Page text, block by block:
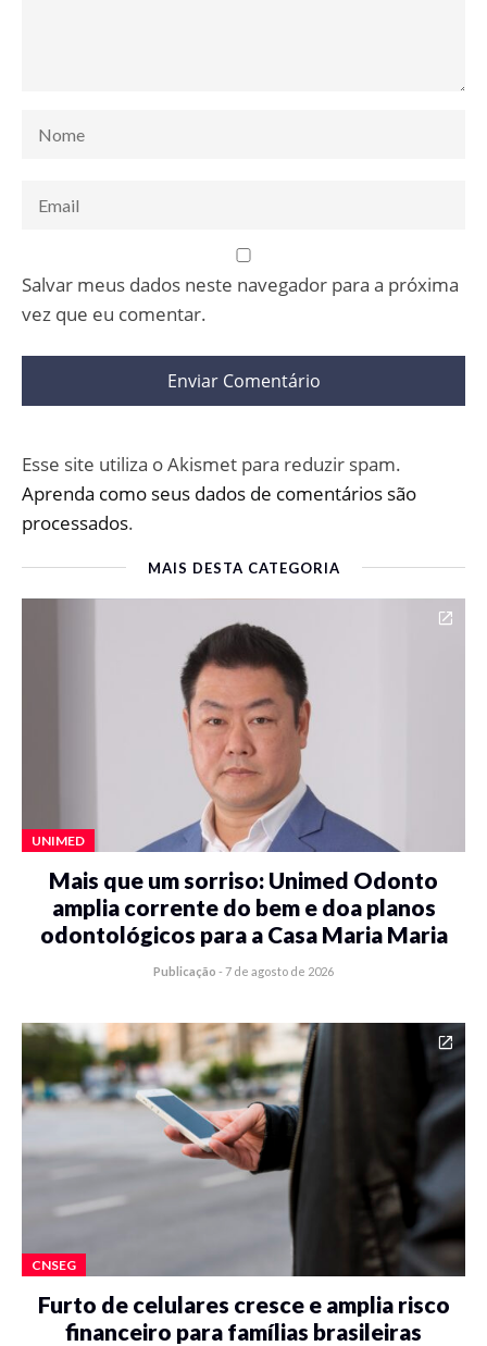
Salvar meus dados neste navegador para a próxima
vez que eu comentar.
Esse site utiliza o Akismet para reduzir spam.
Aprenda como seus dados de comentários são
processados.
MAIS DESTA CATEGORIA
UNIMED
Mais que um sorriso: Unimed Odonto
amplia corrente do bem e doa planos
odontológicos para a Casa Maria Maria
Publicação - 7 de agosto de 2026
CNSEG
Furto de celulares cresce e amplia risco
financeiro para famílias brasileiras